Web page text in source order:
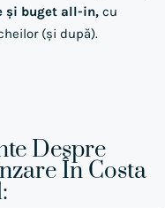
și buget all-in, cu
(și după).
Despre
În Costa